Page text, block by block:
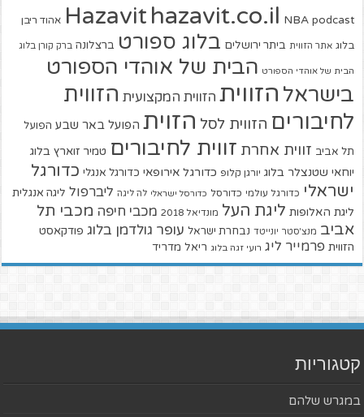
Hazavit hazavit.co.il NBA podcast אהוד ריבן
בלוג אתר הזווית ביתר ירושלים בלוג ספורט ברצלונה ברק קורן בלוג
הבית של אוהדי הספורט הבית של אוהדי הספורט
בישראל הזווית הזווית המקצועית הזווית
לחיבורים הזווית לסל הזוית הפועל באר שבע הפועל
תל אביב זווית אחרת זווית לחיבורים טמיר זוארץ בלוג
יוחאי שטנצלר בלוג יורגן קלופ כדורגל אירופאי כדורגל אנגלי כדורגל
ישראלי כדורגל עולמי כדורסל כדורסל ישראלי לה ליגה ליברפול ליגה אנגלית
ליגת האלופות ליגת העל מונדיאל 2018 מכבי חיפה מכבי תל
אביב מנצ'סטר יונייטד נבחרת ישראל עופר גולדמן בלוג פודקאסט
הזווית פרמייר ליג רועי זגה בלוג ריאל מדריד
קטגוריות
במגרש שלהם